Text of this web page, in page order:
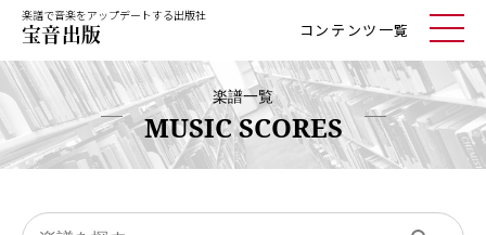
楽譜で音楽をアップデートする出版社
コンテンツ一覧
楽譜一覧
MUSIC SCORES